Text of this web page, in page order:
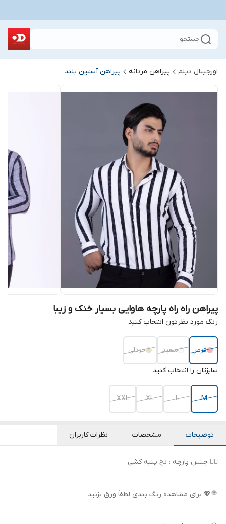
جستجو
اورجینال دیلم پیراهن مردانه پیراهن آستین بلند
پیراهن راه راه پارچه هاوایی بسیار خنک و زیبا
رنگ مورد نظرتون انتخاب کنید
قرمز سفید خردلی
سایزتان را انتخاب کنید
M
L
XL
XXL
توضیحات مشخصات نظرات کاربران
👌🏻 جنس پارچه : نخ پنبه کشی
🍭💖 برای مشاهده رنگ بندی لطفاً ورق بزنید